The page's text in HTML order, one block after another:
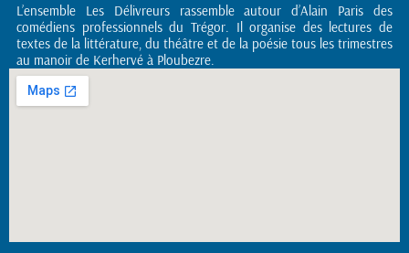
L’ensemble Les Délivreurs rassemble autour d’Alain Paris des
comédiens professionnels du Trégor. Il organise des lectures de
textes de la littérature, du théâtre et de la poésie tous les trimestres
au manoir de Kerhervé à Ploubezre.